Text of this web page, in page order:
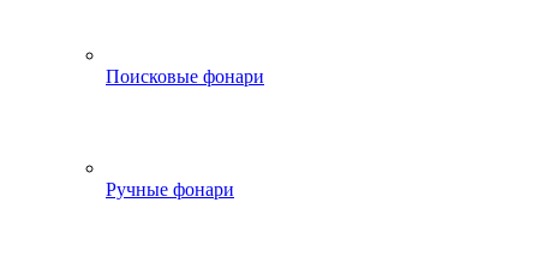
Поисковые фонари
Ручные фонари